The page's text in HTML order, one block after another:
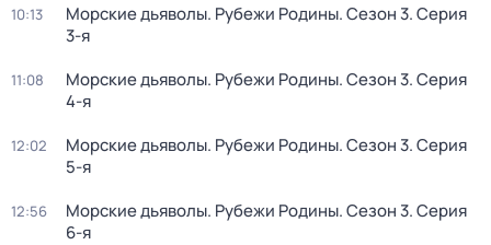
10:13 Морские дьяволы. Рубежи Родины. Сезон 3. Серия
3-я
11:08 Морские дьяволы. Рубежи Родины. Сезон 3. Серия
4-я
12:02 Морские дьяволы. Рубежи Родины. Сезон 3. Серия
5-я
12:56 Морские дьяволы. Рубежи Родины. Сезон 3. Серия
6-я